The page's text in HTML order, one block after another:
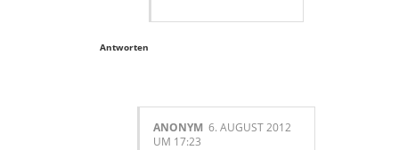
Antworten
ANONYM 6. AUGUST 2012
UM 17:23